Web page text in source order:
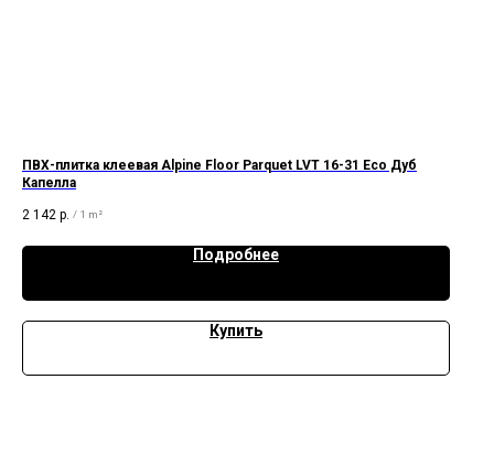
ПВХ-плитка клеевая Alpine Floor Parquet LVT 16-31 Eco Дуб
Капелла
2 142 р. / 1 m²
Подробнее
Купить